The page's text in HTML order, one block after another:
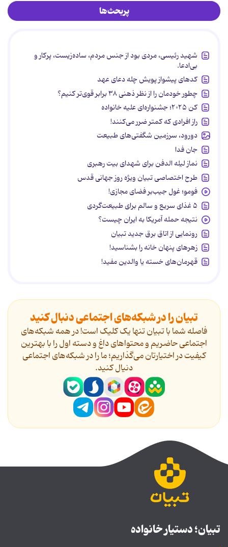
پربحث‌ها
شهید رئیسی، مردی بود از جنس مردم، ساده‌زیست، پرکار و
بی‌ادعا.
کدهای پیشواز پویش چله دعای عهد
چطور خودمان را از نظر ذهنی ۳۸ برابر قوی‌تر کنیم؟
کن ۲۰۲۵؛ جشنواره‌ای علیه خانواده
راز افرادی که کمتر ضرر می‌کنند!
دورود، سرزمین شگفتی‌های طبیعت
جان فدا
نماز لیله الدفن برای شهدای بیت رهبری
طرح اختصاصی تبیان ویژه روز جهانی قدس
فومو؛ غول جیب‌بر فضای مجازی!
۵ غذای سریع و سالم برای طبیعت‌گردی
نتیجه حمله آمریکا به ایران چیست؟
رونمایی از اتاق برق جدید تبیان
زهرهای پنهان خانه را بشناسید!
قهرمان‌های خسته یا والدین مفید!
تبیان را در شبکه‌های اجتماعی دنبال کنید
فاصله شما با تبیان تنها یک کلیک است! در همه شبکه‌های
اجتماعی حاضریم و محتواهای داغ و دسته اول را با بهترین
کیفیت در اختیارتان می‌گذاریم؛ ما را در شبکه‌های اجتماعی
دنیال کنید.
تبیان؛ دستیار خانواده